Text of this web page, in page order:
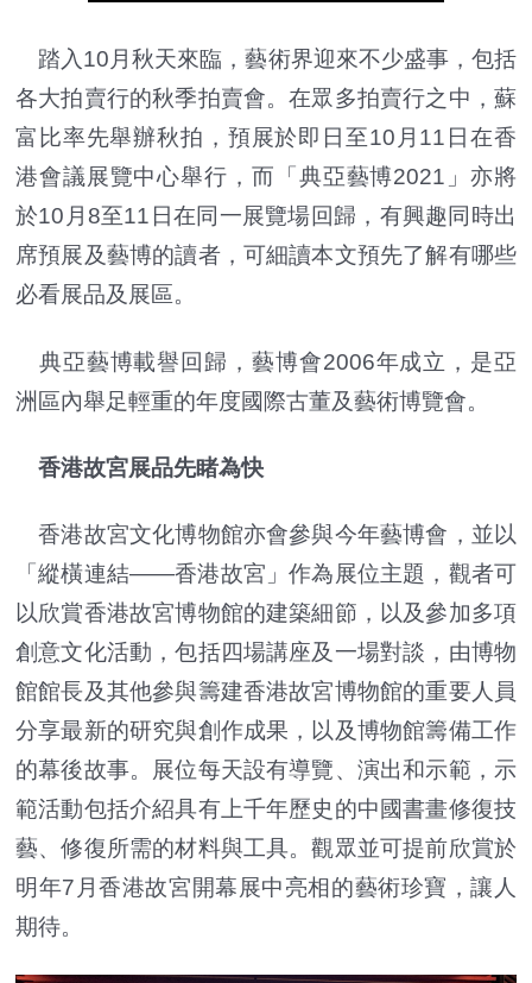
踏入10月秋天來臨，藝術界迎來不少盛事，包括
各大拍賣行的秋季拍賣會。在眾多拍賣行之中，蘇
富比率先舉辦秋拍，預展於即日至10月11日在香
港會議展覽中心舉行，而「典亞藝博2021」亦將
於10月8至11日在同一展覽場回歸，有興趣同時出
席預展及藝博的讀者，可細讀本文預先了解有哪些
必看展品及展區。
典亞藝博載譽回歸，藝博會2006年成立，是亞
洲區內舉足輕重的年度國際古董及藝術博覽會。
香港故宮展品先睹為快
香港故宮文化博物館亦會參與今年藝博會，並以
「縱橫連結——香港故宮」作為展位主題，觀者可
以欣賞香港故宮博物館的建築細節，以及參加多項
創意文化活動，包括四場講座及一場對談，由博物
館館長及其他參與籌建香港故宮博物館的重要人員
分享最新的研究與創作成果，以及博物館籌備工作
的幕後故事。展位每天設有導覽、演出和示範，示
範活動包括介紹具有上千年歷史的中國書畫修復技
藝、修復所需的材料與工具。觀眾並可提前欣賞於
明年7月香港故宮開幕展中亮相的藝術珍寶，讓人
期待。